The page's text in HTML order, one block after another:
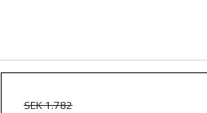
SEK 1.782